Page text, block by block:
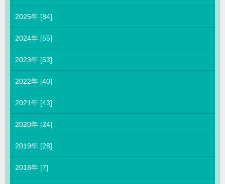
2025年 [84]
2024年 [55]
2023年 [53]
2022年 [40]
2021年 [43]
2020年 [24]
2019年 [28]
2018年 [7]